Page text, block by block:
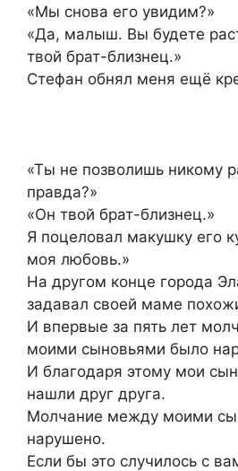
«Мы снова его увидим?»
«Да, малыш. Вы будете
твой брат-близнец.»
Стефан обнял меня ещё
«Ты не позволишь никому
правда?»
«Он твой брат-близнец.»
Я поцеловал макушку его
моя любовь.»
На другом конце города
задавал своей маме
И впервые за пять лет
моими сыновьями было
И благодаря этому мои
нашли друг друга.
Молчание между моими
нарушено.
Если бы это случилось с